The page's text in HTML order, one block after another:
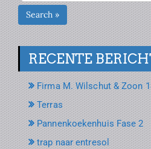
Search »
RECENTE
Firma M. Wilschut & Zoon
Terras
Pannenkoekenhuis Fase 2
trap naar entresol